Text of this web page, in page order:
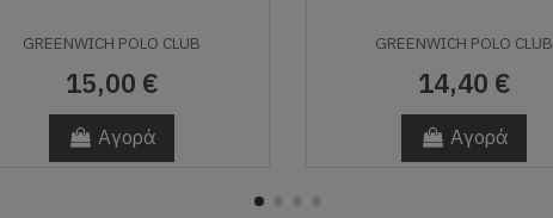
GREENWICH POLO CLUB
15,00 €
Αγορά
GREENWICH POLO CLUB
14,40 €
Αγορά